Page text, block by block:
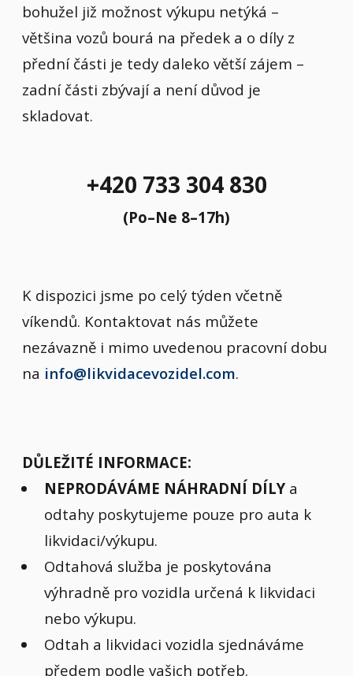
bohužel již možnost výkupu netýká –
většina vozů bourá na předek a o díly z
přední části je tedy daleko větší zájem –
zadní části zbývají a není důvod je
skladovat.
+420 733 304 830
(Po–Ne 8–17h)
K dispozici jsme po celý týden včetně
víkendů. Kontaktovat nás můžete
nezávazně i mimo uvedenou pracovní dobu
na info@likvidacevozidel.com.
DŮLEŽITÉ INFORMACE:
NEPRODÁVÁME NÁHRADNÍ DÍLYa
odtahy poskytujeme pouze pro auta k
likvidaci/výkupu.
Odtahová služba je poskytována
výhradně pro vozidla určená k likvidaci
nebo výkupu.
Odtah a likvidaci vozidla sjednáváme
předem podle vašich potřeb.